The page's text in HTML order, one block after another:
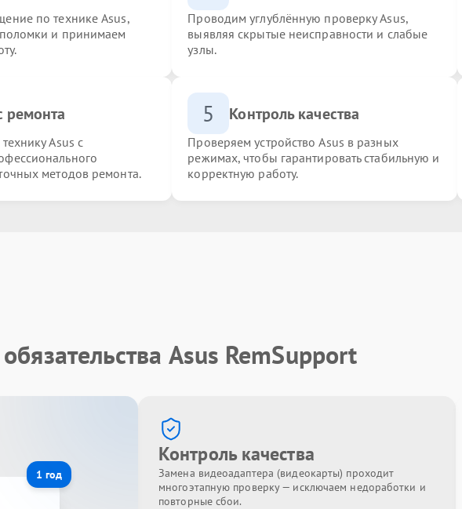
по технике Asus,
и принимаем
Проводим углублённую проверку Asus,
выявляя скрытые неисправности и слабые
узлы.
ремонта
Asus с
методов ремонта.
5 Контроль качества
Проверяем устройство Asus в разных
режимах, чтобы гарантировать стабильную и
корректную работу.
Asus RemSupport
1 год
Контроль качества
Замена видеоадаптера (видеокарты) проходит
многоэтапную проверку — исключаем недоработки и
повторные сбои.